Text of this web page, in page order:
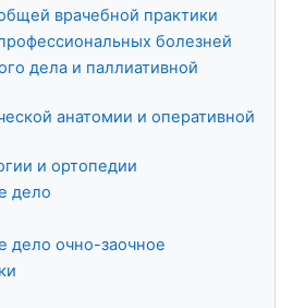
врачебной практики
болезней
дела и паллиативной
анатомии и оперативной
и ортопедии
делo
делo очно-заочное